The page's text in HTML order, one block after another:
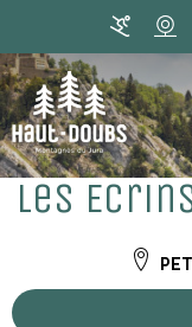
Les